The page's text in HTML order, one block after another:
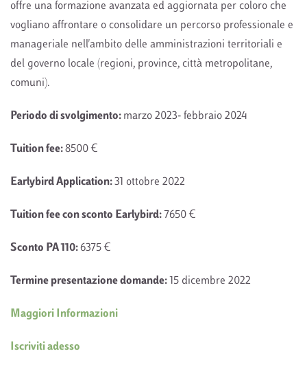
offre una formazione avanzata ed aggiornata per coloro che
vogliano affrontare o consolidare un percorso professionale e
manageriale nell'ambito delle amministrazioni territoriali e
del governo locale (regioni, province, città metropolitane,
comuni).
Periodo di svolgimento: marzo 2023- febbraio 2024
Tuition fee:8500 €
Earlybird Application:31 ottobre 2022
Tuition fee con sconto Earlybird:7650 €
Sconto PA 110:6375 €
Termine presentazione domande:15 dicembre 2022
Maggiori Informazioni
Iscriviti adesso